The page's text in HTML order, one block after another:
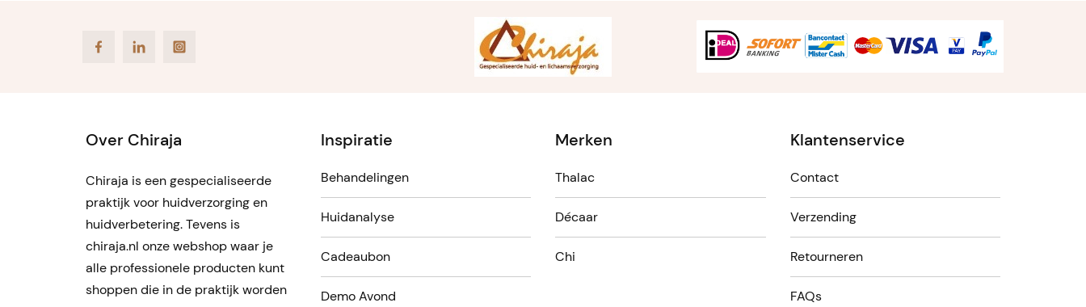
FacebookLinkedIn Instagram
Over Chiraja
Chiraja is een gespecialiseerde
praktijk voor huidverzorging en
huidverbetering. Tevens is
chiraja.nl onze webshop waar je
alle professionele producten kunt
shoppen die in de praktijk worden
Inspiratie
Behandelingen
Huidanalyse
Cadeaubon
Demo Avond
Merken
Thalac
Décaar
Chi
Klantenservice
Contact
Verzending
Retourneren
FAQs